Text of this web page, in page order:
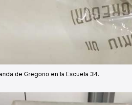
de Gregorio en la Escuela 34.